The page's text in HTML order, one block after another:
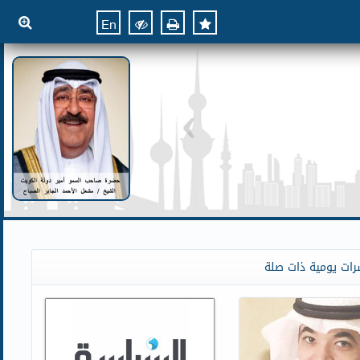
En
يومية ذات صلة